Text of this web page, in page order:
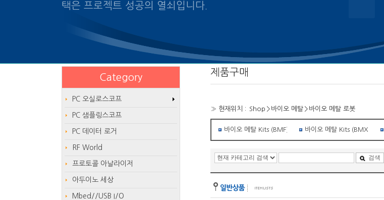
알맞은 제품의 선택은 프로젝트 성공의 열쇠입니다.
제품구매
» 현재위치 : Shop > 바이오 메탈 > 바이오 메탈 로봇
바이오 메탈 Kits (BMF) 바이오 메탈 Kits (BMX)
검색
Category
PC 오실로스코프
PC 샘플링스코프
PC 데이터 로거
RF World
프로토콜 아날라이저
아두이노 세상
Mbed//USB I/O